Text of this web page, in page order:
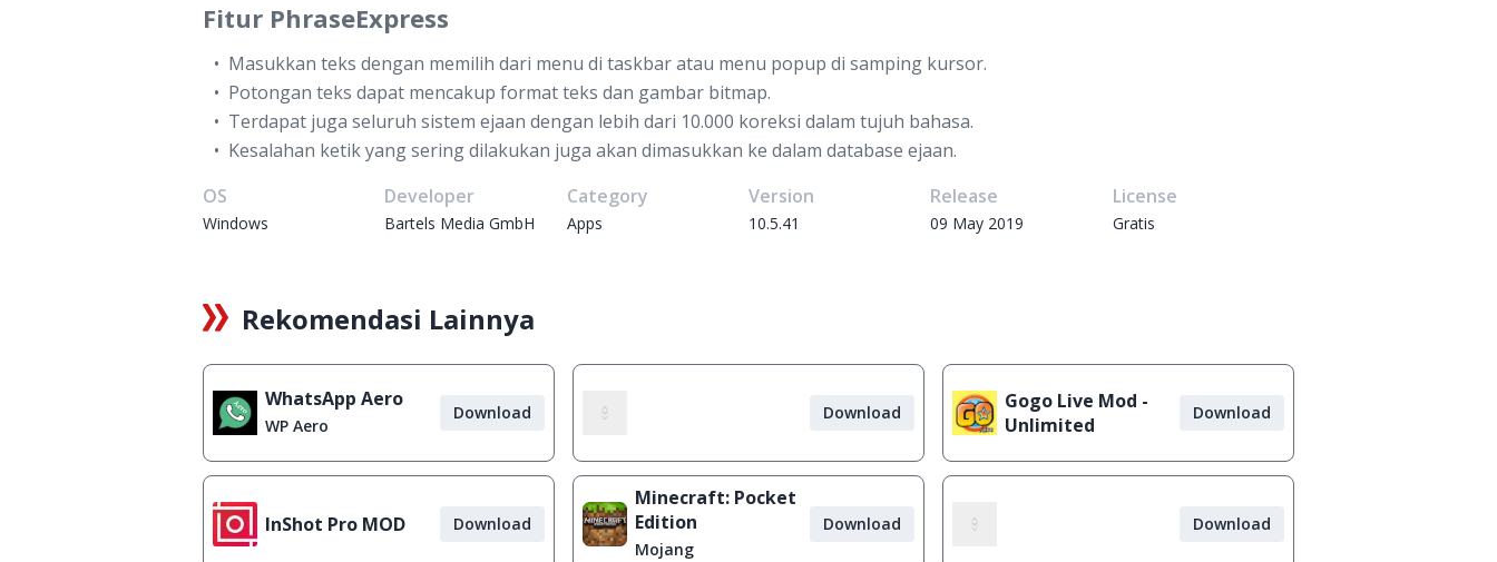
Fitur PhraseExpress
Masukkan teks dengan memilih dari menu di taskbar atau menu popup di samping kursor.
Potongan teks dapat mencakup format teks dan gambar bitmap.
Terdapat juga seluruh sistem ejaan dengan lebih dari 10.000 koreksi dalam tujuh bahasa.
Kesalahan ketik yang sering dilakukan juga akan dimasukkan ke dalam database ejaan.
OS
Windows
Developer
Bartels Media GmbH
Category
Apps
Version
10.5.41
Release
09 May 2019
License
Gratis
Rekomendasi Lainnya
WhatsApp Aero
WP Aero
Download Download
Gogo Live Mod -
Unlimited
Download
InShot Pro MOD Download
Minecraft: Pocket
Edition
Mojang
Download Download